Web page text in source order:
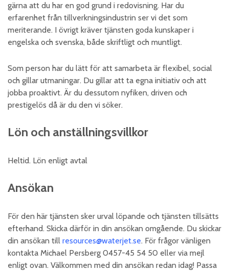
gärna att du har en god grund i redovisning. Har du
erfarenhet från tillverkningsindustrin ser vi det som
meriterande. I övrigt kräver tjänsten goda kunskaper i
engelska och svenska, både skriftligt och muntligt.
Som person har du lätt för att samarbeta är flexibel, social
och gillar utmaningar. Du gillar att ta egna initiativ och att
jobba proaktivt. Är du dessutom nyfiken, driven och
prestigelös då är du den vi söker.
Lön och anställningsvillkor
Heltid. Lön enligt avtal
Ansökan
För den här tjänsten sker urval löpande och tjänsten tillsätts
efterhand. Skicka därför in din ansökan omgående. Du skickar
din ansökan till resources@waterjet.se. För frågor vänligen
kontakta Michael Persberg 0457-45 54 50 eller via mejl
enligt ovan. Välkommen med din ansökan redan idag! Passa